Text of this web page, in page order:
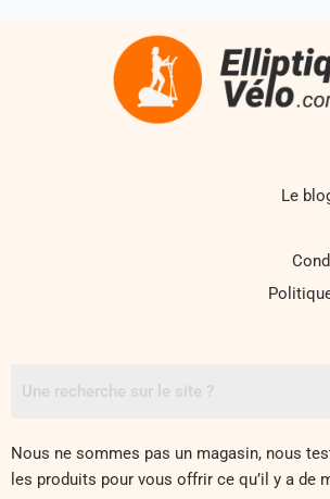
Le
Nous ne sommes pas un magasin, nous
les produits pour vous offrir ce qu’il y a de